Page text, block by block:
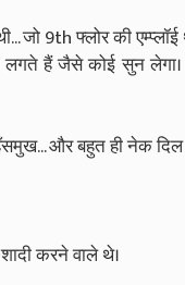
जो 9th फ्लोर की एम्प्लॉई
हैं जैसे कोई सुन लेगा।
और बहुत ही नेक
करने वाले थे।